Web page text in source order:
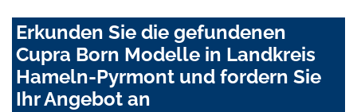
Erkunden Sie die gefundenen
Cupra Born Modelle in Landkreis
Hameln-Pyrmont und fordern Sie
Ihr Angebot an